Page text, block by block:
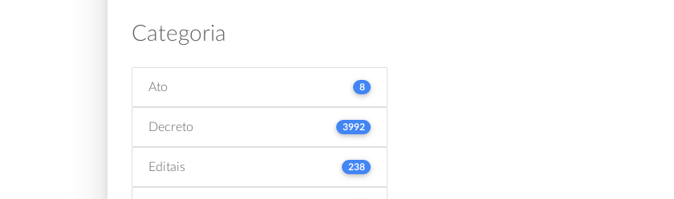
Categoria
Ato 8
Decreto 3992
Editais 238